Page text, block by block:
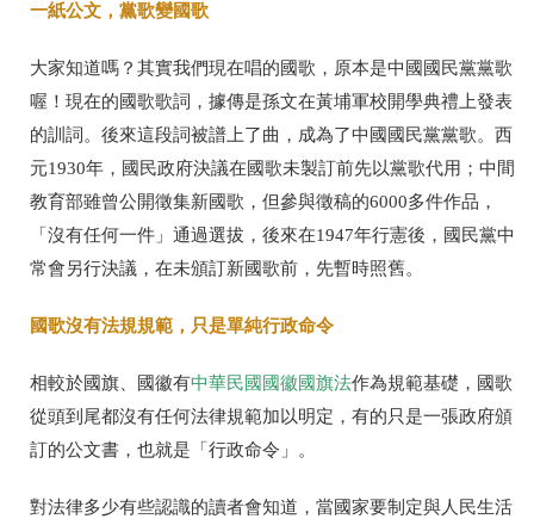
一紙公文，黨歌變國歌
大家知道嗎？其實我們現在唱的國歌，原本是中國國民黨黨歌
喔！現在的國歌歌詞，據傳是孫文在黃埔軍校開學典禮上發表
的訓詞。後來這段詞被譜上了曲，成為了中國國民黨黨歌。西
元1930年，國民政府決議在國歌未製訂前先以黨歌代用；中間
教育部雖曾公開徵集新國歌，但參與徵稿的6000多件作品，
「沒有任何一件」通過選拔，後來在1947年行憲後，國民黨中
常會另行決議，在未頒訂新國歌前，先暫時照舊。
國歌沒有法規規範，只是單純行政命令
相較於國旗、國徽有中華民國國徽國旗法作為規範基礎，國歌
從頭到尾都沒有任何法律規範加以明定，有的只是一張政府頒
訂的公文書，也就是「行政命令」。
對法律多少有些認識的讀者會知道，當國家要制定與人民生活